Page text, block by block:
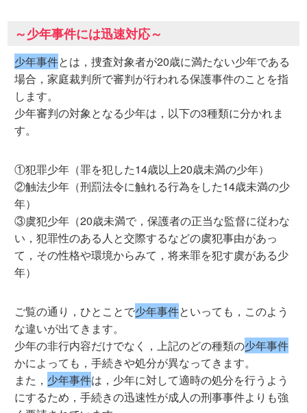
～少年事件には迅速対応～
少年事件とは，捜査対象者が20歳に満たない少年である
場合，家庭裁判所で審判が行われる保護事件のことを指
します。
少年審判の対象となる少年は，以下の3種類に分かれま
す。
①犯罪少年（罪を犯した14歳以上20歳未満の少年）
②触法少年（刑罰法令に触れる行為をした14歳未満の少
年）
③虞犯少年（20歳未満で，保護者の正当な監督に従わな
い，犯罪性のある人と交際するなどの虞犯事由があっ
て，その性格や環境からみて，将来罪を犯す虞がある少
年）
ご覧の通り，ひとことで少年事件といっても，このよう
な違いが出てきます。
少年の非行内容だけでなく，上記のどの種類の少年事件
かによっても，手続きや処分が異なってきます。
また， 少年事件は，少年に対して適時の処分を行うよう
にするため，手続きの迅速性が成人の刑事事件よりも強